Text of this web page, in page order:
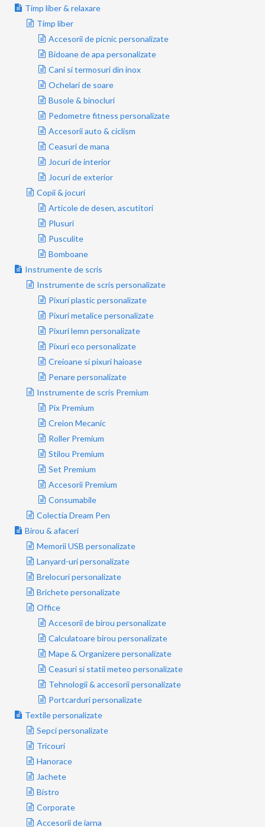
Timp liber & relaxare
Timp liber
Accesorii de picnic personalizate
Bidoane de apa personalizate
Cani si termosuri din inox
Ochelari de soare
Busole & binocluri
Pedometre fitness personalizate
Accesorii auto & ciclism
Ceasuri de mana
Jocuri de interior
Jocuri de exterior
Copii & jocuri
Articole de desen, ascutitori
Plusuri
Pusculite
Bomboane
Instrumente de scris
Instrumente de scris personalizate
Pixuri plastic personalizate
Pixuri metalice personalizate
Pixuri lemn personalizate
Pixuri eco personalizate
Creioane si pixuri haioase
Penare personalizate
Instrumente de scris Premium
Pix Premium
Creion Mecanic
Roller Premium
Stilou Premium
Set Premium
Accesorii Premium
Consumabile
Colectia Dream Pen
Birou & afaceri
Memorii USB personalizate
Lanyard-uri personalizate
Brelocuri personalizate
Brichete personalizate
Office
Accesorii de birou personalizate
Calculatoare birou personalizate
Mape & Organizere personalizate
Ceasuri si statii meteo personalizate
Tehnologii & accesorii personalizate
Portcarduri personalizate
Textile personalizate
Sepci personalizate
Tricouri
Hanorace
Jachete
Bistro
Corporate
Accesorii de iarna